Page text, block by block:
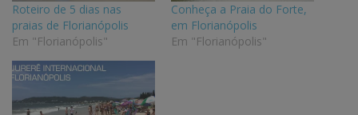
Roteiro de 5 dias nas
praias de Florianópolis
Em "Florianópolis"
Conheça a Praia do Forte,
em Florianópolis
Em "Florianópolis"